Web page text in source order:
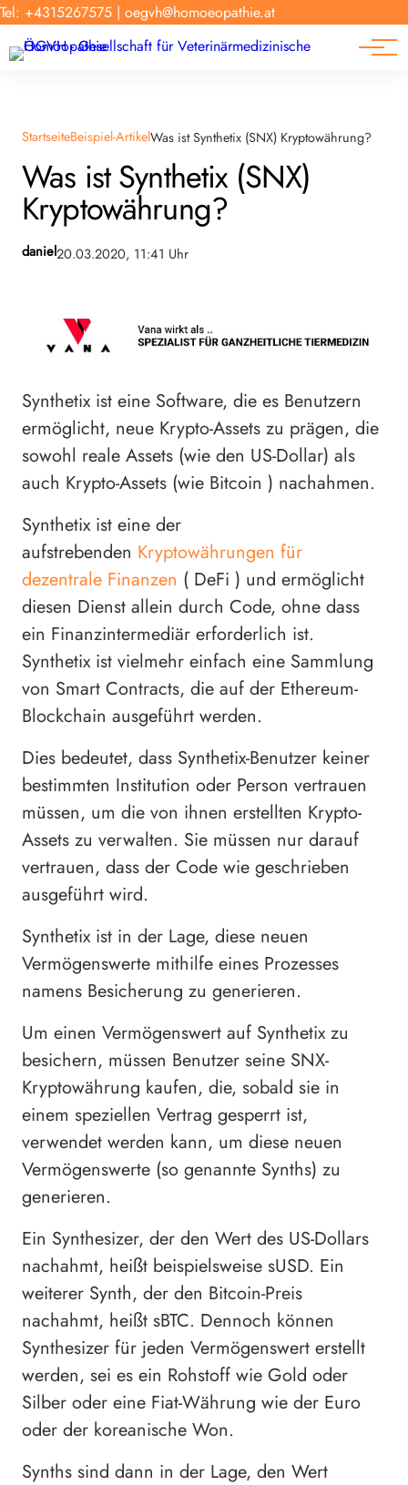
Tel: +4315267575 | oegvh@homoeopathie.at
Tierarzt-Suche
Forschung
News
StartseiteBeispiel-ArtikelWas ist Synthetix (SNX) Kryptowährung?
Was ist Synthetix (SNX)
Kryptowährung?
daniel20.03.2020, 11:41 Uhr
Synthetix ist eine Software, die es Benutzern
ermöglicht, neue Krypto-Assets zu prägen, die
sowohl reale Assets (wie den US-Dollar) als
auch Krypto-Assets (wie Bitcoin ) nachahmen.
Synthetix ist eine der
aufstrebenden Kryptowährungen für
dezentrale Finanzen ( DeFi ) und ermöglicht
diesen Dienst allein durch Code, ohne dass
ein Finanzintermediär erforderlich ist.
Synthetix ist vielmehr einfach eine Sammlung
von Smart Contracts, die auf der Ethereum-
Blockchain ausgeführt werden.
Dies bedeutet, dass Synthetix-Benutzer keiner
bestimmten Institution oder Person vertrauen
müssen, um die von ihnen erstellten Krypto-
Assets zu verwalten. Sie müssen nur darauf
vertrauen, dass der Code wie geschrieben
ausgeführt wird.
Synthetix ist in der Lage, diese neuen
Vermögenswerte mithilfe eines Prozesses
namens Besicherung zu generieren.
Um einen Vermögenswert auf Synthetix zu
besichern, müssen Benutzer seine SNX-
Kryptowährung kaufen, die, sobald sie in
einem speziellen Vertrag gesperrt ist,
verwendet werden kann, um diese neuen
Vermögenswerte (so genannte Synths) zu
generieren.
Ein Synthesizer, der den Wert des US-Dollars
nachahmt, heißt beispielsweise sUSD. Ein
weiterer Synth, der den Bitcoin-Preis
nachahmt, heißt sBTC. Dennoch können
Synthesizer für jeden Vermögenswert erstellt
werden, sei es ein Rohstoff wie Gold oder
Silber oder eine Fiat-Währung wie der Euro
oder der koreanische Won.
Synths sind dann in der Lage, den Wert